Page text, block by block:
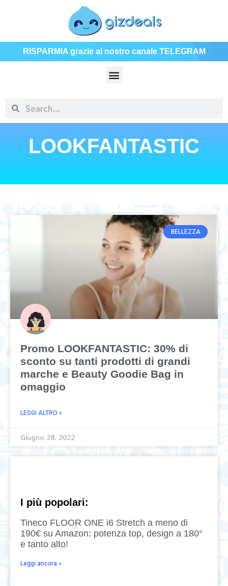
RISPARMIA grazie al nostro canale TELEGRAM
LOOKFANTASTIC
BELLEZZA
Promo LOOKFANTASTIC: 30% di
sconto su tanti prodotti di grandi
marche e Beauty Goodie Bag in
omaggio
LEGGI ALTRO »
Giugno 28, 2022
I più popolari:
Tineco FLOOR ONE i6 Stretch a meno di
190€ su Amazon: potenza top, design a 180°
e tanto alto!
Leggi ancora »